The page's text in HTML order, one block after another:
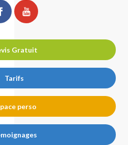
ChirurgiePro
sur
Gratuit
Tarifs
perso